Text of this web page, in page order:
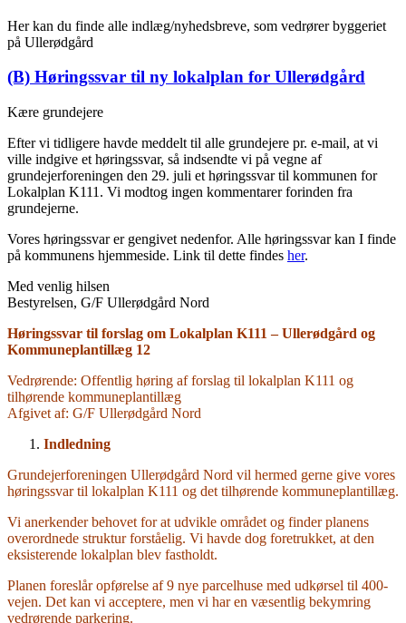
Her kan du finde alle indlæg/nyhedsbreve, som vedrører byggeriet
på Ullerødgård
(B) Høringssvar til ny lokalplan for Ullerødgård
Kære grundejere
Efter vi tidligere havde meddelt til alle grundejere pr. e-mail, at vi
ville indgive et høringssvar, så indsendte vi på vegne af
grundejerforeningen den 29. juli et høringssvar til kommunen for
Lokalplan K111. Vi modtog ingen kommentarer forinden fra
grundejerne.
Vores høringssvar er gengivet nedenfor. Alle høringssvar kan I finde
på kommunens hjemmeside. Link til dette findes her.
Med venlig hilsen
Bestyrelsen, G/F Ullerødgård Nord
Høringssvar til forslag om Lokalplan K111 – Ullerødgård og
Kommuneplantillæg 12
Vedrørende: Offentlig høring af forslag til lokalplan K111 og
tilhørende kommuneplantillæg
Afgivet af: G/F Ullerødgård Nord
Indledning
Grundejerforeningen Ullerødgård Nord vil hermed gerne give vores
høringssvar til lokalplan K111 og det tilhørende kommuneplantillæg.
Vi anerkender behovet for at udvikle området og finder planens
overordnede struktur forståelig. Vi havde dog foretrukket, at den
eksisterende lokalplan blev fastholdt.
Planen foreslår opførelse af 9 nye parcelhuse med udkørsel til 400-
vejen. Det kan vi acceptere, men vi har en væsentlig bekymring
vedrørende parkering.